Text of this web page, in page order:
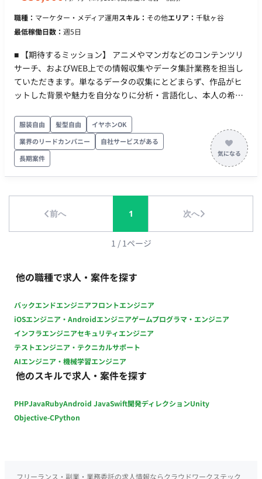
※月20時間でのアウトプットの実現可能性については、面談時
に詳細をすり合わせることが可能です。 ・リモート稼働：フル
職種： マーケター・メディア運用スキル： その他エリア： 千駄ヶ谷
最低稼働日数： 週5日
■ 【期待するミッション】 アニメやマンガなどのコンテンツリ
サーチ、およびWEB上での情報収集やデータ集計業務を担当し
ていただきます。単なるデータの収集にとどまらず、作品がヒ
ットした背景や魅力を自分なりに分析・言語化し、本人の希望
貢献していただくことを期待しています。 ■ 【業務内容・担当
工程】 【コンテンツリサーチ】 アニメ・マンガなどの各種エン
ターテインメントコンテンツに関するリサーチ業務を行いま
す。 【データ集計・WEBリサーチ】 WEB上での情報リサーチお
よび、収集したデータの集計業務を行います。 【資料作成（相
【働き方】 ・契約形態：派遣契約 （週20時間以上の稼働のた
め、社会保険加入必須 ・ 稼働量：週5日 稼働曜日：平日 稼働時
間：10:00-19:00(休憩60分) ・ 働き方：常駐(新宿駅徒歩5分) ・
りご相談 ・契約期間：長期 ・募集人数：1名 ・その他 月末締
め、25日支払い ※ご応募いただいた後、別途指定の「コンテン
ただきます。
服装自由 髪型自由
イヤホンOK
業界のリードカンパニー
自社サービスがある
長期案件
前へ 1 次へ
1 / 1ページ
他の職種で求人・案件を探す
バックエンドエンジニアフロントエンジニア
iOSエンジニア・Androidエンジニアゲームプログラマ・エンジニア
インフラエンジニアセキュリティエンジニア
テストエンジニア・テクニカルサポート
AIエンジニア・機械学習エンジニア
他のスキルで求人・案件を探す
PHPJavaRubyAndroid JavaSwift開発ディレクションUnity
Objective-CPython
フリーランス・副業・業務委託の求人情報ならクラウドワークステック